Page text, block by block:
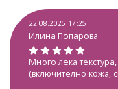
22.08.2025 17:25
Илина Попарова
Много лека
(включително кожа,